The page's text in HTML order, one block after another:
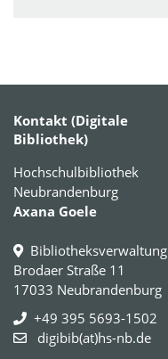
Kontakt (Digitale
Bibliothek)
Hochschulbibliothek
Neubrandenburg
Axana Goele
Bibliotheksverwaltung
Brodaer Straße 11
17033 Neubrandenburg
+49 395 5693-1502
digibib(at)hs-nb.de